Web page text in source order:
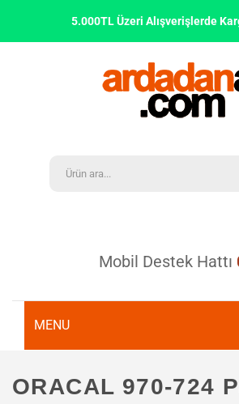
5.000TL Üzeri Alışverişlerde
Mobil Destek Hattı
MENU
ORACAL 970-724